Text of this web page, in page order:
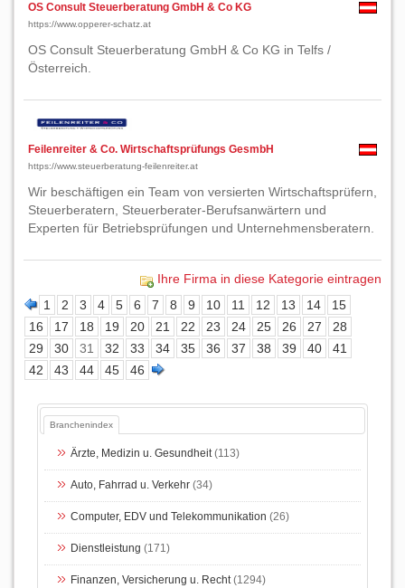
OS Consult Steuerberatung GmbH & Co KG
https://www.opperer-schatz.at
OS Consult Steuerberatung GmbH & Co KG in Telfs /
Österreich.
Feilenreiter & Co. Wirtschaftsprüfungs GesmbH
https://www.steuerberatung-feilenreiter.at
Wir beschäftigen ein Team von versierten Wirtschaftsprüfern,
Steuerberatern, Steuerberater-Berufsanwärtern und
Experten für Betriebsprüfungen und Unternehmensberatern.
Ihre Firma in diese Kategorie eintragen
1
2 3 4 5 6 7 8 9 10 11 12 13 14
15
16
17 18 19 20 21 22 23 24 25 26 27
28
29
30 31 32 33 34 35 36 37 38 39 40
41
42
43 44 45 46
Branchenindex
Ärzte, Medizin u. Gesundheit(113)
Auto, Fahrrad u. Verkehr (34)
Computer, EDV und Telekommunikation (26)
Dienstleistung (171)
Finanzen, Versicherung u. Recht(1294)